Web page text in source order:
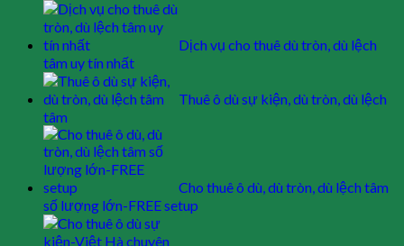
Dịch vụ cho thuê dù tròn, dù lệch
tâm uy tín nhất
Thuê ô dù sự kiện, dù tròn, dù lệch
tâm
Cho thuê ô dù, dù tròn, dù lệch tâm
số lượng lớn-FREE setup